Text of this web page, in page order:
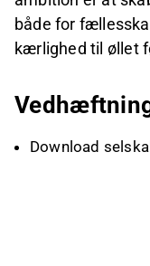
både for
kærlighed til øllet
Download